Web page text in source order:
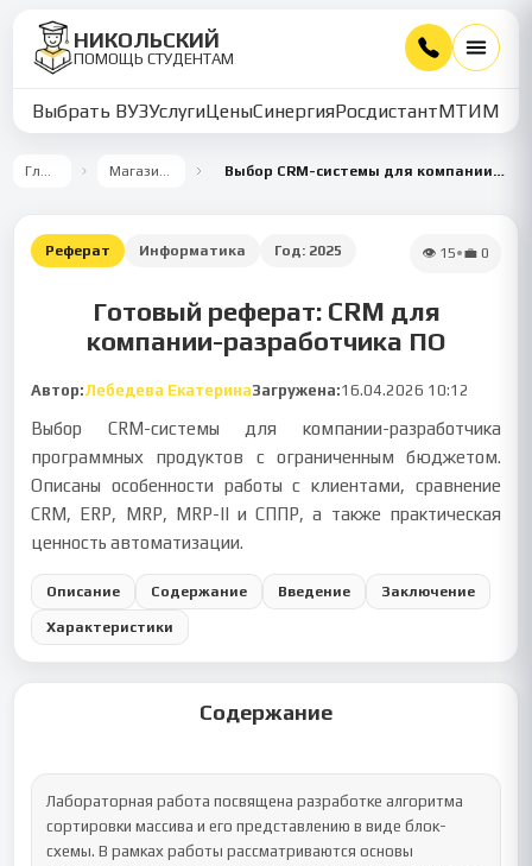
НИКОЛЬСКИЙ
ПОМОЩЬ СТУДЕНТАМ
Выбрать ВУЗУслугиЦеныСинергияРосдистантМТИММУ
Главная Магазин работ Выбор CRM-системы для компании-разработчика ПО
Реферат Информатика Год: 2025 👁 15•💼 0
Готовый реферат: CRM для
компании-разработчика ПО
Автор:Лебедева ЕкатеринаЗагружена:16.04.2026 10:12
Выбор CRM-системы для компании-разработчика
программных продуктов с ограниченным бюджетом.
Описаны особенности работы с клиентами, сравнение
CRM, ERP, MRP, MRP-II и СППР, а также практическая
ценность автоматизации.
Описание Содержание Введение Заключение
Характеристики
Содержание
Лабораторная работа посвящена разработке алгоритма
сортировки массива и его представлению в виде блок-
схемы. В рамках работы рассматриваются основы